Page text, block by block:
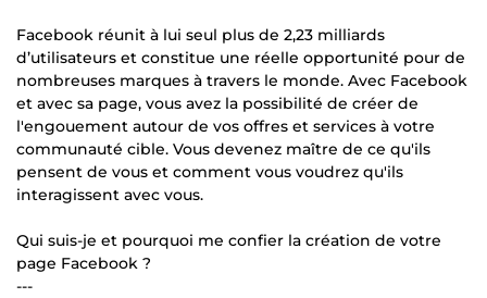
Facebook réunit à lui seul plus de 2,23 milliards
d’utilisateurs et constitue une réelle opportunité pour de
nombreuses marques à travers le monde. Avec Facebook
et avec sa page, vous avez la possibilité de créer de
l'engouement autour de vos offres et services à votre
communauté cible. Vous devenez maître de ce qu'ils
pensent de vous et comment vous voudrez qu'ils
interagissent avec vous.
Qui suis-je et pourquoi me confier la création de votre
page Facebook ?
---